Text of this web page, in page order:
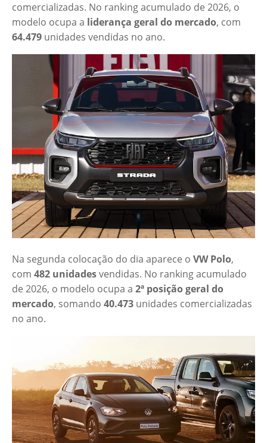
comercializadas. No ranking acumulado de 2026, o
modelo ocupa a liderança geral do mercado, com
64.479 unidades vendidas no ano.
Na segunda colocação do dia aparece o VW Polo,
com 482 unidadesvendidas. No ranking acumulado
de 2026, o modelo ocupa a 2ª posição geral do
mercado, somando 40.473 unidades comercializadas
no ano.